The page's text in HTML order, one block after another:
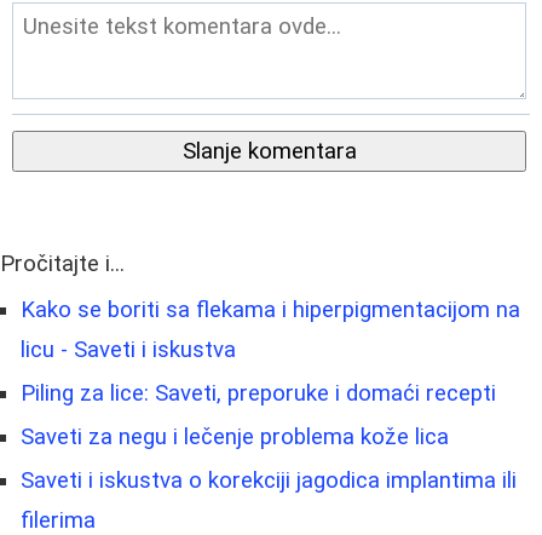
Slanje komentara
Pročitajte i...
Kako se boriti sa flekama i hiperpigmentacijom na
licu - Saveti i iskustva
Piling za lice: Saveti, preporuke i domaći recepti
Saveti za negu i lečenje problema kože lica
Saveti i iskustva o korekciji jagodica implantima ili
filerima